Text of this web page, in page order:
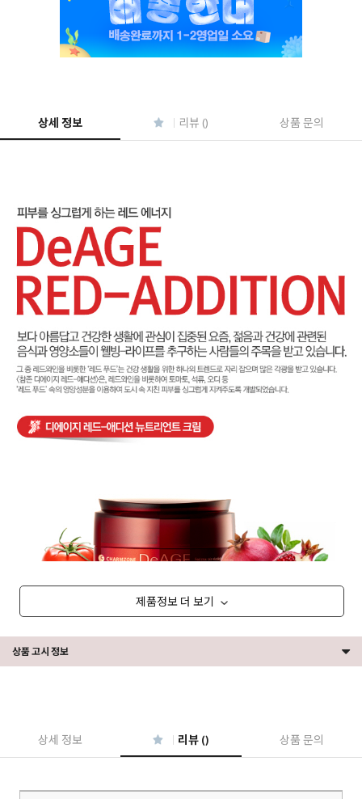
상세 정보 리뷰 () 상품 문의
제품정보 더 보기
상품 고시 정보
상세 정보 리뷰 () 상품 문의